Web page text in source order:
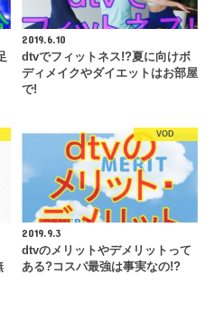
2019.6.10
dtvでフィットネス!?夏に向けボ
ディメイクやダイエットはお部屋
で!
VOD
2019.9.3
dtvのメリットやデメリットって
ある?コスパ最強は事実なの!?